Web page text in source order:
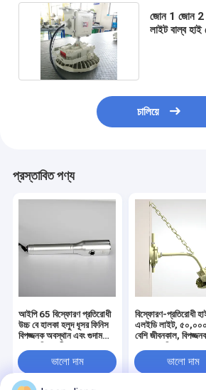
জোন 1 জোন 2
লাইট বাল্ব
চালিয়ে
প্রস্তাবিত পণ্য
আইপি 65 বিস্ফোরণ প্রতিরোধী
উচ্চ বে হালকা হলুদ ধূসর ফিনিস
বিপজ্জনক অবস্থান এবং গুদাম
ভালো দাম
বিস্ফোরণ-প্রতিরোধী
এলইডি লাইট, ৫০,০০০
বেশি জীবনকাল,
শক্তি আলোভালো দাম